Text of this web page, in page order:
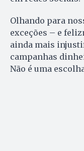
Olhando para
exceções – e
ainda mais
campanhas
Não é uma